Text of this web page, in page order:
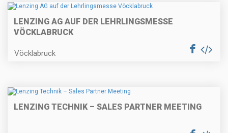
LENZING AG AUF DER LEHRLINGSMESSE
VÖCKLABRUCK
Vöcklabruck
LENZING TECHNIK – SALES PARTNER MEETING